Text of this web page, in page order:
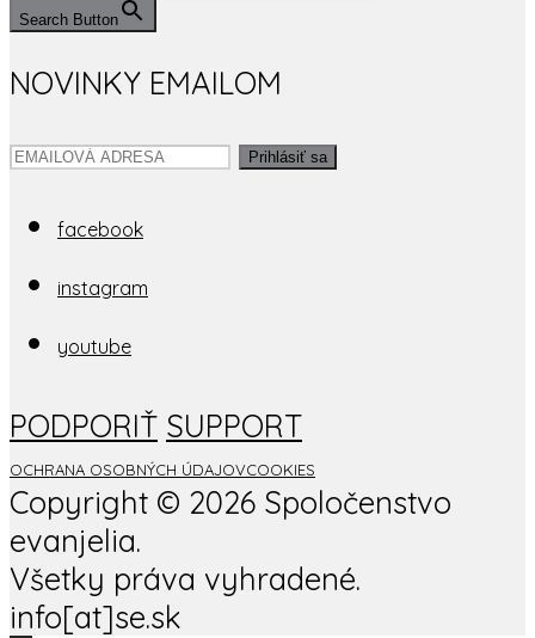
Search Button
NOVINKY EMAILOM
Prihlásiť sa
facebook
instagram
youtube
PODPORIŤ SUPPORT
OCHRANA OSOBNÝCH ÚDAJOVCOOKIES
Copyright © 2026 Spoločenstvo
evanjelia.
Všetky práva vyhradené.
info[at]se.sk